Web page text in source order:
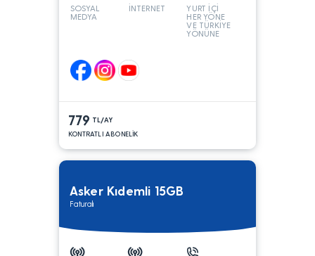
SOSYAL
MEDYA
İNTERNET
YURT İÇİ
HER YÖNE
VE TÜRKİYE
YÖNÜNE
779 TL/AY
KONTRATLI ABONELİK
Asker Kıdemli 15GB
Faturalı